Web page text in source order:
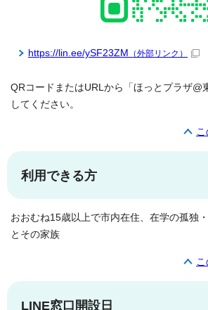
https://lin.ee/ySF23ZM （外部リンク）
QRコードまたはURLから「ほっとプラザ@
してください。
利用できる方
おおむね15歳以上で市内在住、在学の孤独
とその家族
LINE窓口開設日